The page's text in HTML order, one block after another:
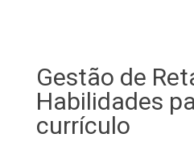
Gestão de
Habilidades
currículo